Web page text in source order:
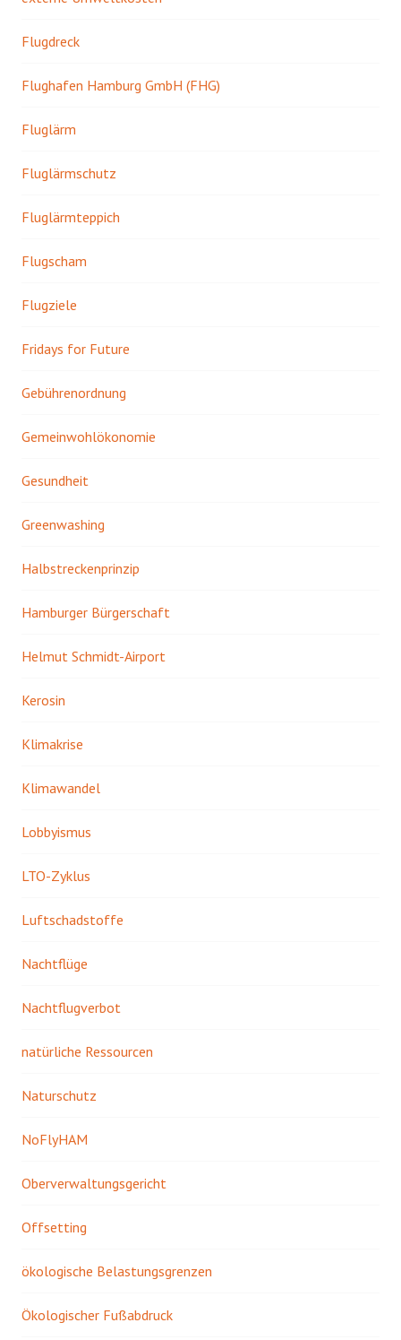
Flugdreck
Flughafen Hamburg GmbH (FHG)
Fluglärm
Fluglärmschutz
Fluglärmteppich
Flugscham
Flugziele
Fridays for Future
Gebührenordnung
Gemeinwohlökonomie
Gesundheit
Greenwashing
Halbstreckenprinzip
Hamburger Bürgerschaft
Helmut Schmidt-Airport
Kerosin
Klimakrise
Klimawandel
Lobbyismus
LTO-Zyklus
Luftschadstoffe
Nachtflüge
Nachtflugverbot
natürliche Ressourcen
Naturschutz
NoFlyHAM
Oberverwaltungsgericht
Offsetting
ökologische Belastungsgrenzen
Ökologischer Fußabdruck